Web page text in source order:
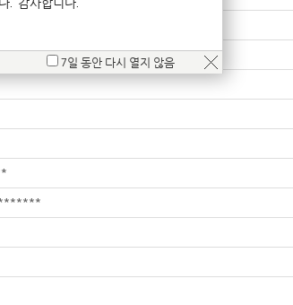
7일 동안 다시 열지 않음